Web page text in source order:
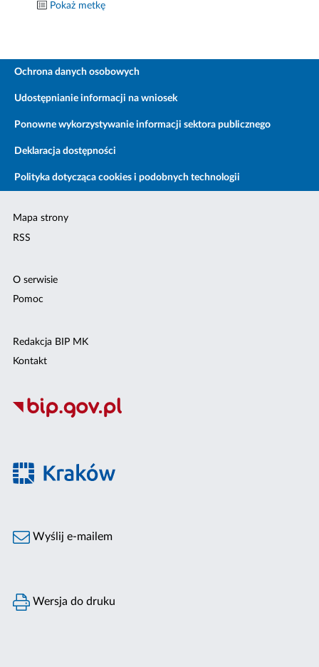
Pokaż metkę
Ochrona danych osobowych
Udostępnianie informacji na wniosek
Ponowne wykorzystywanie informacji sektora publicznego
Deklaracja dostępności
Polityka dotycząca cookies i podobnych technologii
Mapa strony
RSS
O serwisie
Pomoc
Redakcja BIP MK
Kontakt
Wyślij e-mailem
Wersja do druku